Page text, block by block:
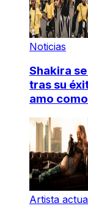
Noticias
Shakira
tras su
amo
Artista